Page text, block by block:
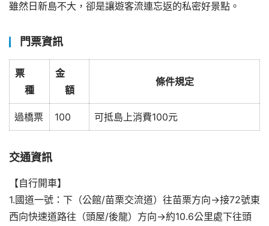
雖然日新島不大，卻是讓遊客流連忘返的私密好景點。
門票資訊
票
種
金
額
條件規定
過橋票 100 可抵島上消費100元
交通資訊
【自行開車】
1.國道一號：下（公館/苗栗交流道）往苗栗方向→接72號東
西向快速道路往（頭屋/後龍）方向→約10.6公里處下往頭